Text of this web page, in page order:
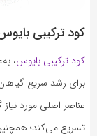
کود ترکیبی
کود ترکیبی بایوس،
برای رشد سریع
عناصر اصلی مورد
تسریع می‌کند؛